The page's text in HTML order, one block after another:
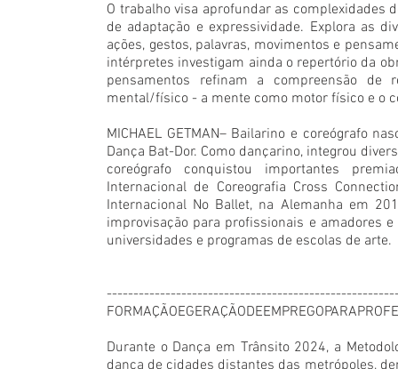
O trabalho visa aprofundar as complexidades
de adaptação e expressividade. Explora as
ações, gestos, palavras, movimentos e
intérpretes investigam ainda o repertório da
pensamentos refinam a compreensão de
mental/físico - a mente como motor físico e o
MICHAEL GETMAN– Bailarino e coreógrafo
Dança Bat-Dor. Como dançarino, integrou
coreógrafo conquistou importantes
Internacional de Coreografia Cross
Internacional No Ballet, na Alemanha em
improvisação para profissionais e amadores
universidades e programas de escolas de arte.
Durante o Dança em Trânsito 2024, a